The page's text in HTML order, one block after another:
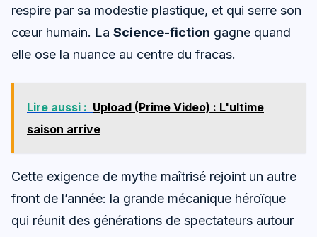
respire par sa modestie plastique, et qui serre son
cœur humain. La Science-fiction gagne quand
elle ose la nuance au centre du fracas.
Lire aussi : Upload (Prime Video) : L'ultime
saison arrive
Cette exigence de mythe maîtrisé rejoint un autre
front de l’année: la grande mécanique héroïque
qui réunit des générations de spectateurs autour